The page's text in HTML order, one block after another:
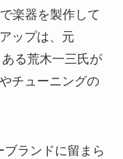
楽器を製作して
ップは、元
る荒木一三氏が
チューニングの
ランドに留まら